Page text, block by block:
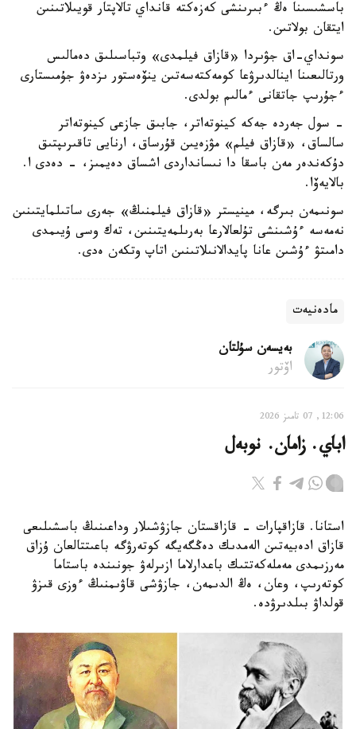
باسشىسىنا ەڭ ءبىرىنشى كەزەكتە قانداي تالاپتار قويىلاتىنىن
ايتقان بولاتىن.
سونداي-اق جۋىردا «قازاق فيلمدى» وتباسىلىق دەمالىس
ورتالىعىنا اينالدىرۋعا كومەكتەسەتىن ينۆەستور ىزدەۋ جۇمىستارى
ءجۇرىپ جاتقانى ءمالىم بولدى.
- سول جەردە جەكە كينوتەاتر، جابىق جازعى كينوتەاتر
سالساق، «قازاق فيلم» مۋزەيىن قۇرساق، ارنايى تاقىرىپتىق
دۇكەندەر مەن باسقا دا نىسانداردى اشساق دەيمىز، - دەدى ا.
بالايەۆا.
سونىمەن بىرگە، مينيستر «قازاق فيلمنىڭ» جەرى ساتىلمايتىنىن
نەمەسە ءۇشىنشى تۇلعالارعا بەرىلمەيتىنىن، تەك وسى ۇيىمدى
دامىتۋ ءۇشىن عانا پايدالانىلاتىنىن اتاپ وتكەن ەدى.
مادەنيەت
بەيسەن سۇلتان
اۆتور
12:06, 07 تامىز 2026
اباي. زامان. نوبەل
استانا. قازاقپارات - قازاقستان جازۋشىلار وداعىنىڭ باسشىلىعى
قازاق ادەبيەتىن الەمدىك دەڭگەيگە كوتەرۋگە باعىتتالعان ۇزاق
مەرزىمدى مەملەكەتتىك باعدارلاما ازىرلەۋ جونىندە باستاما
كوتەرىپ، وعان، ەڭ الدىمەن، جازۋشى قاۋىمنىڭ ءوزى قىزۋ
قولداۋ بىلدىرۋدە.